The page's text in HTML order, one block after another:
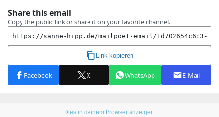
Dies in deinem Browser anzeigen.